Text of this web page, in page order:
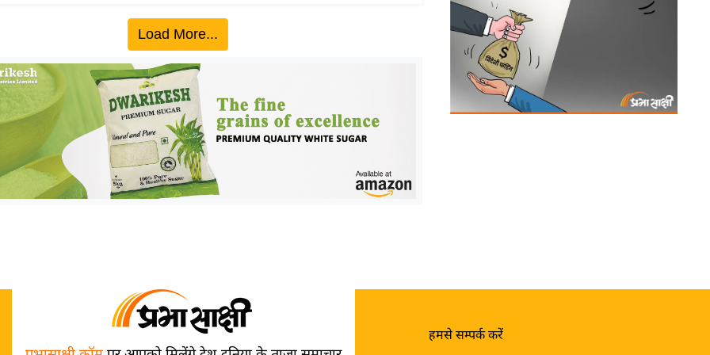
Load More...
हमसे सम्पर्क करें